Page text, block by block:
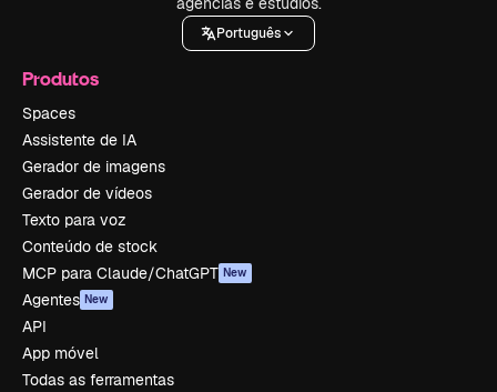
Português
Produtos
Spaces
Assistente de IA
Gerador de imagens
Gerador de vídeos
Texto para voz
Conteúdo de stock
MCP para Claude/ChatGPT New
Agentes New
API
App móvel
Todas as ferramentas